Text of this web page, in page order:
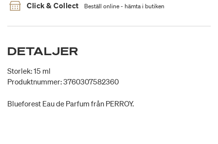
Click & Collect Beställ online - hämta i butiken
DETALJER
Storlek: 15 ml
Produktnummer: 3760307582360
Blueforest Eau de Parfum från PERROY.